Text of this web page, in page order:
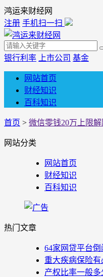
鸿运来财经网
注册 手机扫一扫
银行利率 上市公司 基金
网站首页
财经知识
百科知识
首页 > 微信零钱20万上限解
网站分类
网站首页
财经知识
百科知识
热门文章
64家网贷平台倒
重大疾病保险
产权比率一般多